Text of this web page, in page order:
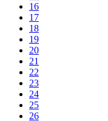
16
17
18
19
20
21
22
23
24
25
26